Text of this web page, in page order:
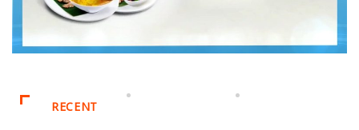
RECENT